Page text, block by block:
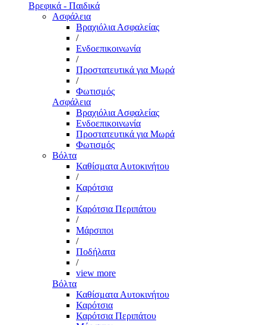
Βρεφικά - Παιδικά
Ασφάλεια
Βραχιόλια Ασφαλείας
/
Ενδοεπικοινωνία
/
Προστατευτικά για Μωρά
/
Φωτισμός
Ασφάλεια
Βραχιόλια Ασφαλείας
Ενδοεπικοινωνία
Προστατευτικά για Μωρά
Φωτισμός
Βόλτα
Καθίσματα Αυτοκινήτου
/
Καρότσια
/
Καρότσια Περιπάτου
/
Μάρσιποι
/
Ποδήλατα
/
view more
Βόλτα
Καθίσματα Αυτοκινήτου
Καρότσια
Καρότσια Περιπάτου